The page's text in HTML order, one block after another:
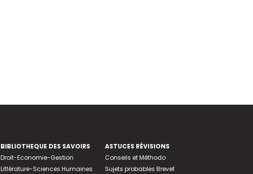
BIBLIOTHEQUE DES SAVOIRS
Droit-Economie-Gestion
Littérature-Sciences Humaines
ASTUCES RÉVISIONS
Conseils et Méthodo
Sujets probables Brevet